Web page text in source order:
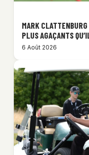
MARK
PLUS AGAÇANTS
6 Août 2026